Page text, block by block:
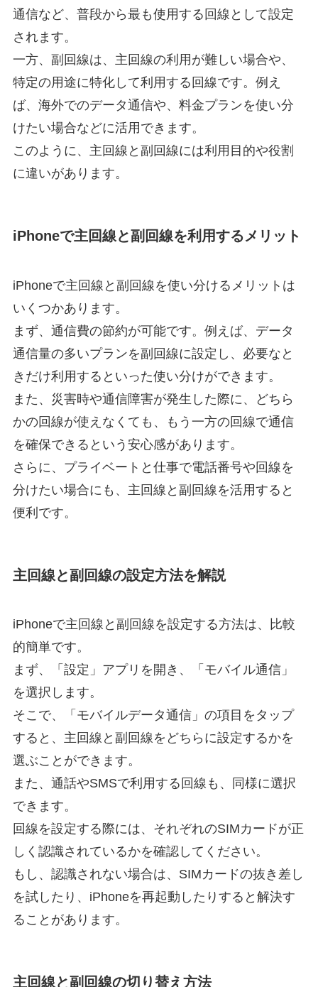
通信など、普段から最も使用する回線として設定
されます。
一方、副回線は、主回線の利用が難しい場合や、
特定の用途に特化して利用する回線です。例え
ば、海外でのデータ通信や、料金プランを使い分
けたい場合などに活用できます。
このように、主回線と副回線には利用目的や役割
に違いがあります。
iPhoneで主回線と副回線を利用するメリット
iPhoneで主回線と副回線を使い分けるメリットは
いくつかあります。
まず、通信費の節約が可能です。例えば、データ
通信量の多いプランを副回線に設定し、必要なと
きだけ利用するといった使い分けができます。
また、災害時や通信障害が発生した際に、どちら
かの回線が使えなくても、もう一方の回線で通信
を確保できるという安心感があります。
さらに、プライベートと仕事で電話番号や回線を
分けたい場合にも、主回線と副回線を活用すると
便利です。
主回線と副回線の設定方法を解説
iPhoneで主回線と副回線を設定する方法は、比較
的簡単です。
まず、「設定」アプリを開き、「モバイル通信」
を選択します。
そこで、「モバイルデータ通信」の項目をタップ
すると、主回線と副回線をどちらに設定するかを
選ぶことができます。
また、通話やSMSで利用する回線も、同様に選択
できます。
回線を設定する際には、それぞれのSIMカードが正
しく認識されているかを確認してください。
もし、認識されない場合は、SIMカードの抜き差し
を試したり、iPhoneを再起動したりすると解決す
ることがあります。
主回線と副回線の切り替え方法